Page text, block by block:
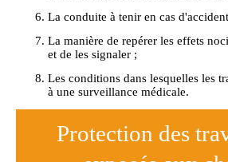
La conduite à tenir en cas
La manière de repérer les effets
et de les signaler ;
Les conditions dans lesquelles les
à une surveillance médicale.
Protection des